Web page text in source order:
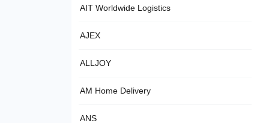
AIT Worldwide Logistics
AJEX
ALLJOY
AM Home Delivery
ANS